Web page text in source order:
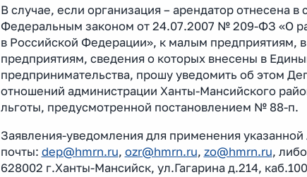
В случае, если организация – арендатор отнесена
Федеральным законом от 24.07.2007 № 209-ФЗ «О
в Российской Федерации», к малым предприятиям,
предприятиям, сведения о которых внесены в
предпринимательства, прошу уведомить об этом
отношений администрации Ханты-Мансийского
льготы, предусмотренной постановлением № 88-п.
Заявления-уведомления для применения
почты: dep@hmrn.ru, ozr@hmrn.ru, zo@hmrn.ru,
628002 г.Ханты-Мансийск, ул.Гагарина д.214,